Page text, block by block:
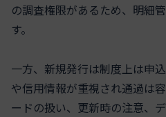
の調査権限があるため、明細
す。
一方、新規発行は制度上は申
や信用情報が重視され通過は
ードの扱い、更新時の注意、